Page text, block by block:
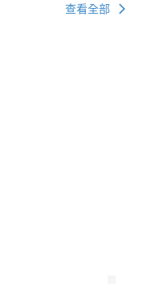
查看全部